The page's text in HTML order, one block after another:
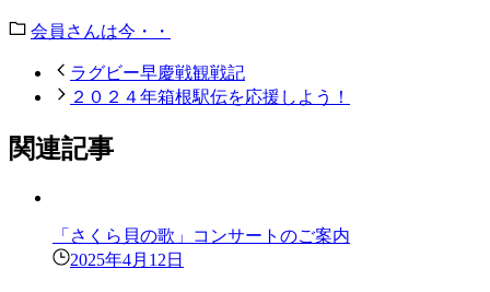
会員さんは今・・
ラグビー早慶戦観戦記
２０２４年箱根駅伝を応援しよう！
関連記事
「さくら貝の歌」コンサートのご案内
2025年4月12日